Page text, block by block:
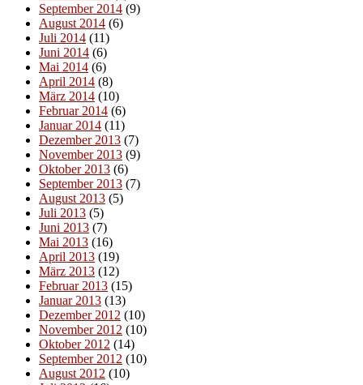
September 2014 (9)
August 2014 (6)
Juli 2014 (11)
Juni 2014 (6)
Mai 2014 (6)
April 2014 (8)
März 2014 (10)
Februar 2014 (6)
Januar 2014 (11)
Dezember 2013 (7)
November 2013 (9)
Oktober 2013 (6)
September 2013 (7)
August 2013 (5)
Juli 2013 (5)
Juni 2013 (7)
Mai 2013 (16)
April 2013 (19)
März 2013 (12)
Februar 2013 (15)
Januar 2013 (13)
Dezember 2012 (10)
November 2012 (10)
Oktober 2012 (14)
September 2012 (10)
August 2012 (10)